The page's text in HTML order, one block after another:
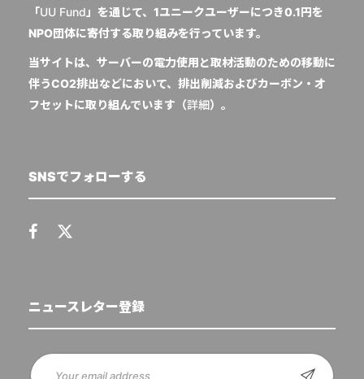
「UU Fund 」を通じて、1ユニークユーザーにつき0.1円を
NPO団体に寄付する取り組みを行っています。
当サイトは、サーバーの電力使用と取材活動のための移動に
伴うCO2排出などにおいて、排出削減およびカーボン・オ
フセットに取り組んでいます（詳細）。
SNSでフォローする
ニュースレター登録